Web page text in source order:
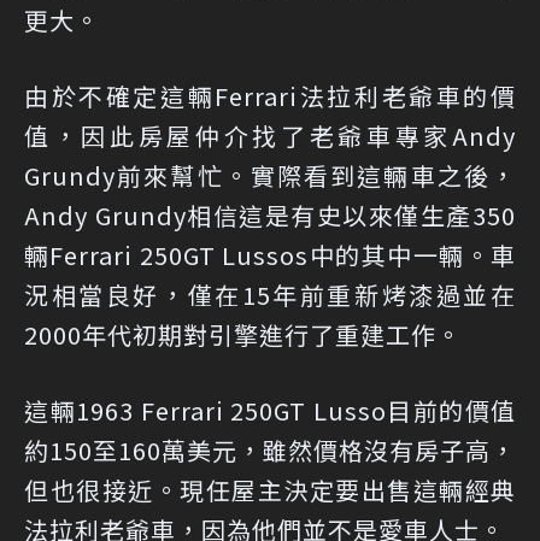
更大。
由於不確定這輛Ferrari法拉利老爺車的價
值，因此房屋仲介找了老爺車專家Andy
Grundy前來幫忙。實際看到這輛車之後，
Andy Grundy相信這是有史以來僅生產350
輛Ferrari 250GT Lussos中的其中一輛。車
況相當良好，僅在15年前重新烤漆過並在
2000年代初期對引擎進行了重建工作。
這輛1963 Ferrari 250GT Lusso目前的價值
約150至160萬美元，雖然價格沒有房子高，
但也很接近。現任屋主決定要出售這輛經典
法拉利老爺車，因為他們並不是愛車人士。